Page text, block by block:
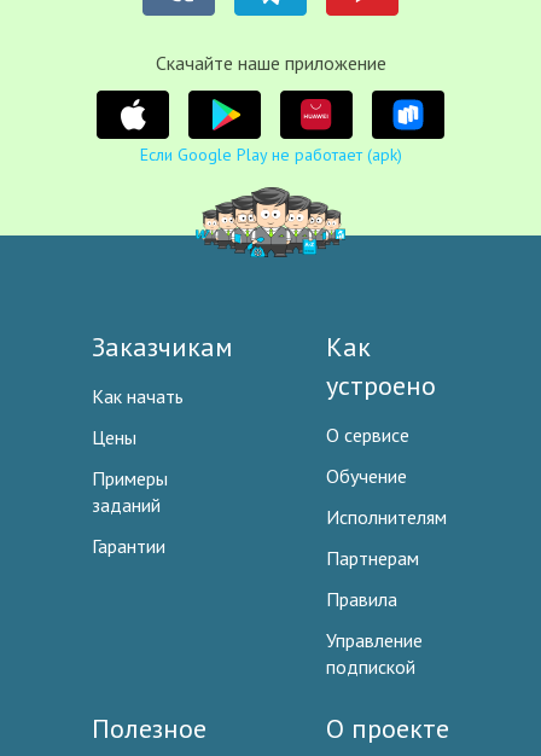
Cкачайте наше приложение
Если Google Play не работает (apk)
Заказчикам
Как начать
Цены
Примеры
заданий
Гарантии
Как
устроено
О сервисе
Обучение
Исполнителям
Партнерам
Правила
Управление
подпиской
Полезное О проекте